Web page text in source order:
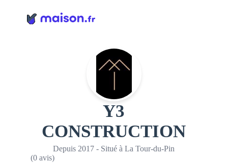
Y3
CONSTRUCTION
Depuis 2017 - Situé à La Tour-du-Pin
(0 avis)